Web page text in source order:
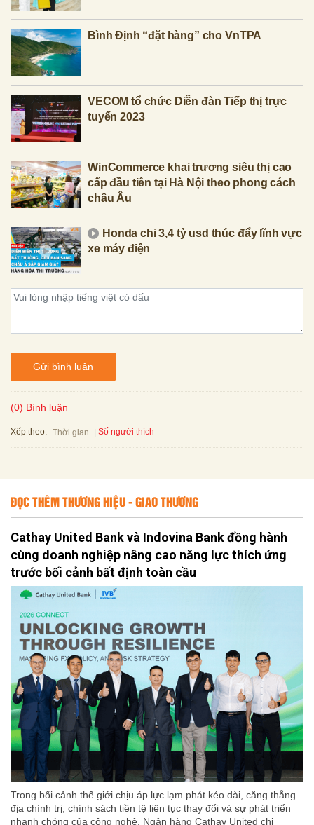
Bình Định “đặt hàng” cho VnTPA
VECOM tổ chức Diễn đàn Tiếp thị trực
tuyến 2023
WinCommerce khai trương siêu thị cao
cấp đầu tiên tại Hà Nội theo phong cách
châu Âu
Honda chi 3,4 tỷ usd thúc đẩy lĩnh vực
xe máy điện
Gửi bình luận
(0) Bình luận
Xếp theo: Thời gian Số người thích
ĐỌC THÊM THƯƠNG HIỆU - GIAO THƯƠNG
Cathay United Bank và Indovina Bank đồng hành
cùng doanh nghiệp nâng cao năng lực thích ứng
trước bối cảnh bất định toàn cầu
Trong bối cảnh thế giới chịu áp lực lạm phát kéo dài, căng thẳng
địa chính trị, chính sách tiền tệ liên tục thay đổi và sự phát triển
nhanh chóng của công nghệ, Ngân hàng Cathay United chi